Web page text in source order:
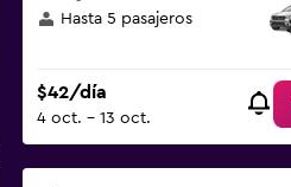
Hasta 5 pasajeros
$42/día
4 oct. - 13 oct.